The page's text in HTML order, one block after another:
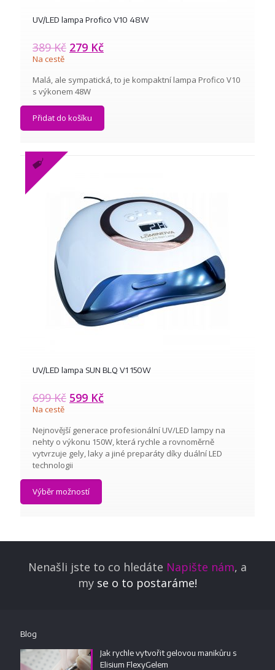
UV/LED lampa Profico V10 48W
389Kč 279 Kč
Na cestě
Malá, ale sympatická, to je kompaktní lampa Profico V10
s výkonem 48W
Přidat do košíku
UV/LED lampa SUN BLQ V1 150W
699Kč 599 Kč
Na cestě
Nejnovější generace profesionální UV/LED lampy na
nehty o výkonu 150W, která rychle a rovnoměrně
vytvrzuje gely, laky a jiné preparáty díky duální LED
technologii
Výběr možností
Nenašli jste to co hledáte Napište nám, a
my se o to postaráme!
Blog
Jak rychle vytvořit gelovou manikůru s
Elisium FlexyGelem